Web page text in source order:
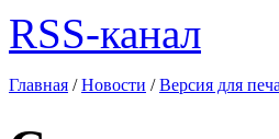
RSS-канал
Главная /Новости /Версия для